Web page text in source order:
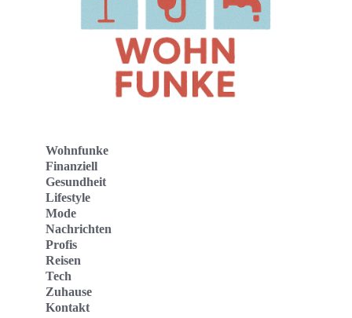
Wohnfunke
Finanziell
Gesundheit
Lifestyle
Mode
Nachrichten
Profis
Reisen
Tech
Zuhause
Kontakt